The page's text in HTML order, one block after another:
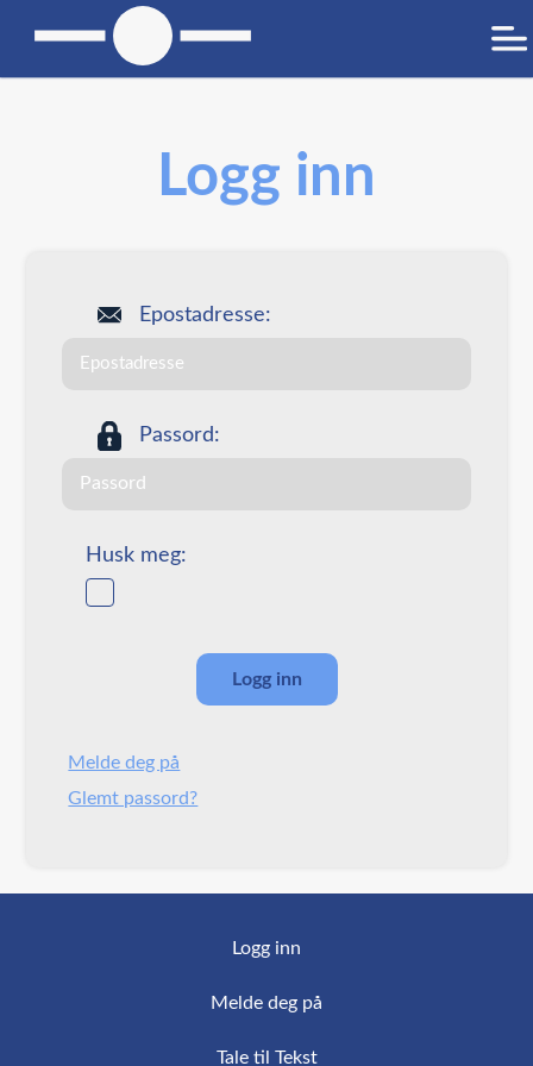
Logg inn
Epostadresse:
Passord:
Husk meg:
Melde deg på
Glemt passord?
Logg inn
Melde deg på
Tale til Tekst